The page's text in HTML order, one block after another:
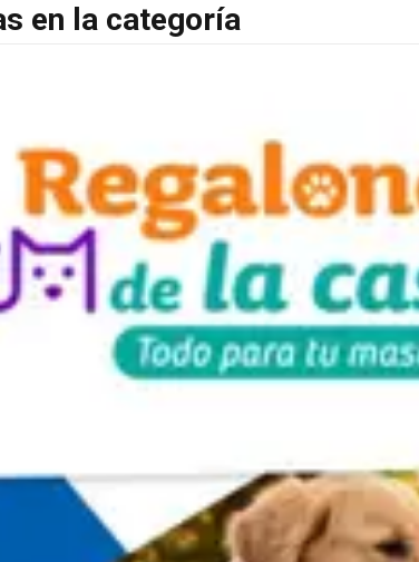
en la categoría